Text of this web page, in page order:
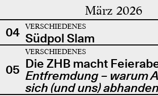
März 2026
04 VERSCHIEDENES
Südpol Slam
05
VERSCHIEDENES
Die ZHB macht
Entfremdung – warum
sich (und uns)